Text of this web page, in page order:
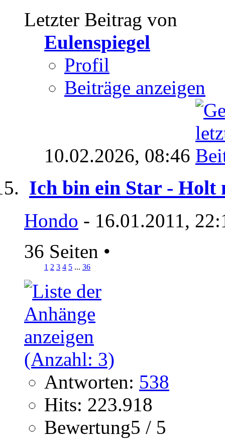
Letzter Beitrag von
Eulenspiegel
Profil
Beiträge anzeigen
10.02.2026, 08:46
Ich bin ein Star - Holt
Hondo - 16.01.2011,
36 Seiten •
1 2 3 4 5 ... 36
Antworten: 538
Hits: 223.918
Bewertung5 / 5